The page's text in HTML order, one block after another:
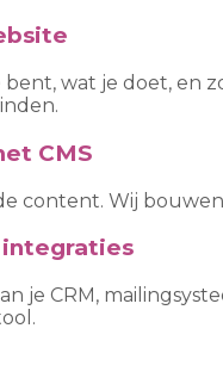
bent, wat je doet, en
CMS
content. Wij
je CRM,